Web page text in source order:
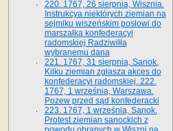
220. 1767, 26 sierpnia, Wisznia.
Instrukcya niektórych ziemian na
sejmiku wiszeńskim posłowi do
marszałka konfe­deracyi
radomskiej Radziwiłła
wybranemu dana
221. 1767, 31 sierpnia, Sanok.
Kilku ziemian zgłasza akces do
konfederacyi radomskiej. 222.
1767, 1 września, Warszawa.
Pozew przed sąd konfederacki
223. 1767, 1 września, Sanok.
Protest ziemian sanockich z